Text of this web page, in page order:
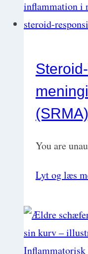
(SRMA)
You are
Lyt og læs